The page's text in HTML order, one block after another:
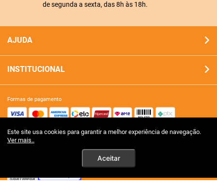
Este site usa cookies para garantir a melhor experiência de navegação.
Ver mais..
Aceitar
de segunda a sexta, das 8h às 18h.
AJUDA
INSTITUCIONAL
formas de pagamento
site 100% seguro